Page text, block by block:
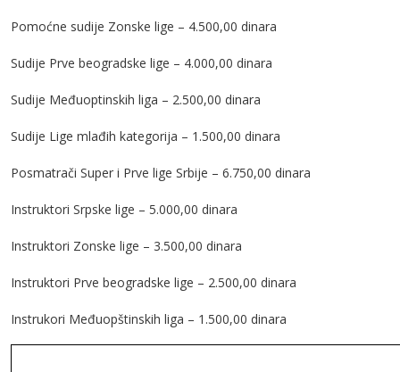
Pomoćne sudije Zonske lige – 4.500,00 dinara
Sudije Prve beogradske lige – 4.000,00 dinara
Sudije Međuoptinskih liga – 2.500,00 dinara
Sudije Lige mlađih kategorija – 1.500,00 dinara
Posmatrači Super i Prve lige Srbije – 6.750,00 dinara
Instruktori Srpske lige – 5.000,00 dinara
Instruktori Zonske lige – 3.500,00 dinara
Instruktori Prve beogradske lige – 2.500,00 dinara
Instrukori Međuopštinskih liga – 1.500,00 dinara